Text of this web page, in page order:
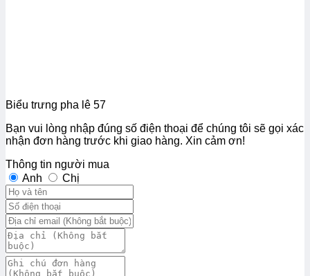
Biểu trưng pha lê 57
Bạn vui lòng nhập đúng số điện thoại để chúng tôi sẽ gọi xác
nhận đơn hàng trước khi giao hàng. Xin cảm ơn!
Thông tin người mua
Anh
Chị